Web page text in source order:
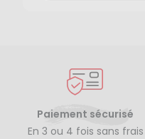
Paiement sécurisé
En 3 ou 4 fois sans frais